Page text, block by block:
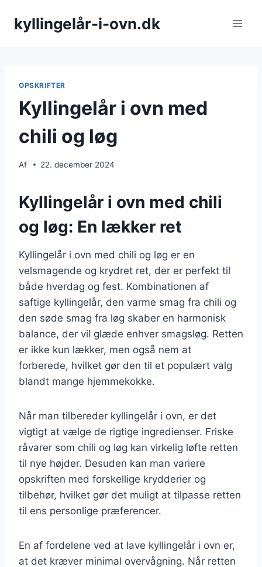
kyllingelår-i-ovn.dk
OPSKRIFTER
Kyllingelår i ovn med
chili og løg
Af 22. december 2024
Kyllingelår i ovn med chili
og løg: En lækker ret
Kyllingelår i ovn med chili og løg er en
velsmagende og krydret ret, der er perfekt til
både hverdag og fest. Kombinationen af
saftige kyllingelår, den varme smag fra chili og
den søde smag fra løg skaber en harmonisk
balance, der vil glæde enhver smagsløg. Retten
er ikke kun lækker, men også nem at
forberede, hvilket gør den til et populært valg
blandt mange hjemmekokke.
Når man tilbereder kyllingelår i ovn, er det
vigtigt at vælge de rigtige ingredienser. Friske
råvarer som chili og løg kan virkelig løfte retten
til nye højder. Desuden kan man variere
opskriften med forskellige krydderier og
tilbehør, hvilket gør det muligt at tilpasse retten
til ens personlige præferencer.
En af fordelene ved at lave kyllingelår i ovn er,
at det kræver minimal overvågning. Når retten